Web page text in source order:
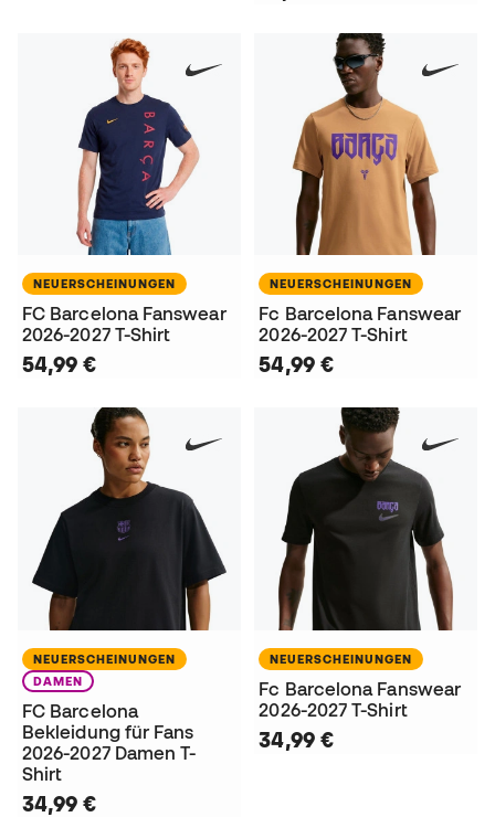
NEUERSCHEINUNGEN
FC Barcelona Fanswear
2026-2027 T-Shirt
54,99 €
NEUERSCHEINUNGEN
Fc Barcelona Fanswear
2026-2027 T-Shirt
54,99 €
NEUERSCHEINUNGEN
DAMEN
FC Barcelona
Bekleidung für Fans
2026-2027 Damen T-
Shirt
34,99 €
NEUERSCHEINUNGEN
Fc Barcelona Fanswear
2026-2027 T-Shirt
34,99 €